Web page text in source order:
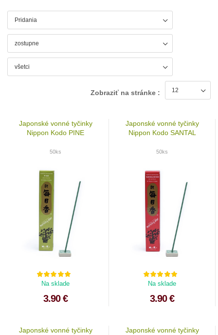
Zobraziť na stránke :
Japonské vonné tyčinky
Nippon Kodo PINE
50ks
Na sklade
3.90 €
Japonské vonné tyčinky
Nippon Kodo SANTAL
50ks
Na sklade
3.90 €
Japonské vonné tyčinky
Japonské vonné tyčinky